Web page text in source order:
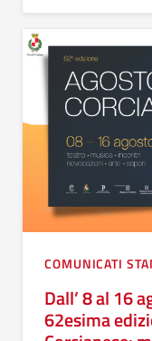
COMUNICATI
Dall’ 8 al 16
62esima